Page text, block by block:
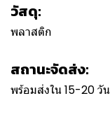
วัสดุ:
พลาสติก
สถานะจัดส่ง:
พร้อมส่งใน 15-20 วัน